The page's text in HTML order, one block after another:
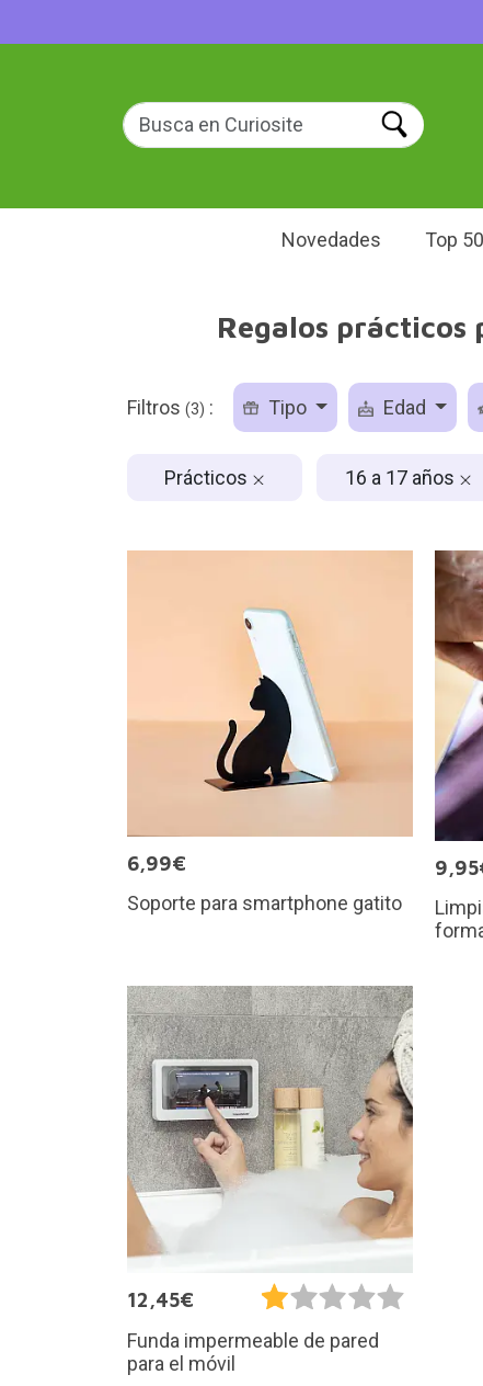
Novedades Top 50
Regalos prácticos
Filtros (3) : Tipo Edad
Prácticos 16 a 17 años
6,99€
Soporte para smartphone gatito
12,45€
Funda impermeable de pared
para el móvil